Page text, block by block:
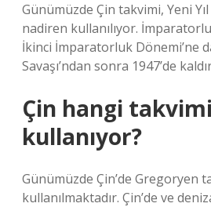
Günümüzde Çin takvimi, Yeni
nadiren kullanılıyor.
İkinci İmparatorluk Dönemi’ne
Savaşı’ndan sonra 1947’de
Çin hangi takvimi
kullanıyor?
Günümüzde Çin’de Gregoryen
kullanılmaktadır. Çin’de ve